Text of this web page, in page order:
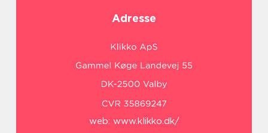
Adresse
web: www.klikko.dk/